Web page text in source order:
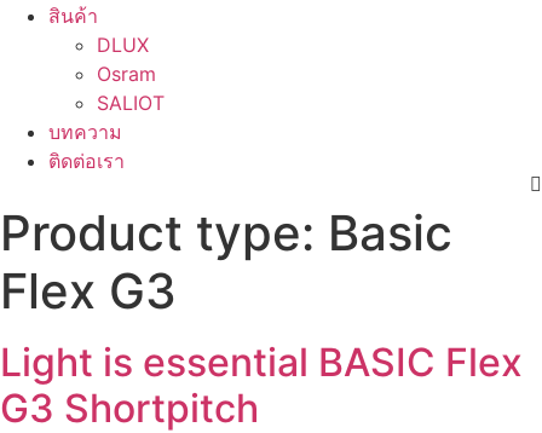
สินค้า
DLUX
Osram
SALIOT
บทความ
ติดต่อเรา
Product type: Basic
Flex G3
Light is essential BASIC Flex
G3 Shortpitch